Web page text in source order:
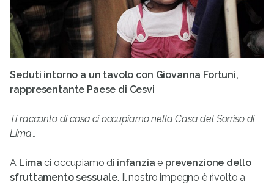
Seduti intorno a un tavolo con Giovanna Fortuni,
rappresentante Paese di Cesvi
Ti racconto di cosa ci occupiamo nella Casa del Sorriso di
Lima…
A Lima ci occupiamo di infanzia e prevenzione dello
sfruttamento sessuale. Il nostro impegno è rivolto a